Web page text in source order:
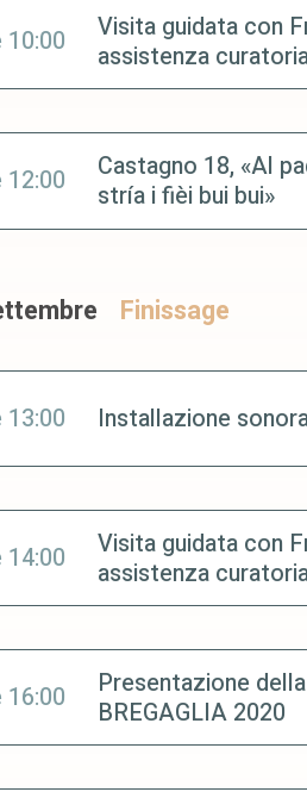
10:00
Visita guidata con
assistenza
12:00
Castagno 18, «Al
stría i fièi bui bui»
Finissage
13:00 Installazione
14:00
Visita guidata con
assistenza
16:00
Presentazione
BREGAGLIA 2020